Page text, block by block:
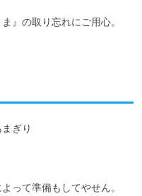
』の取り忘れにご用心。
ぎり
って準備もしてやせん。